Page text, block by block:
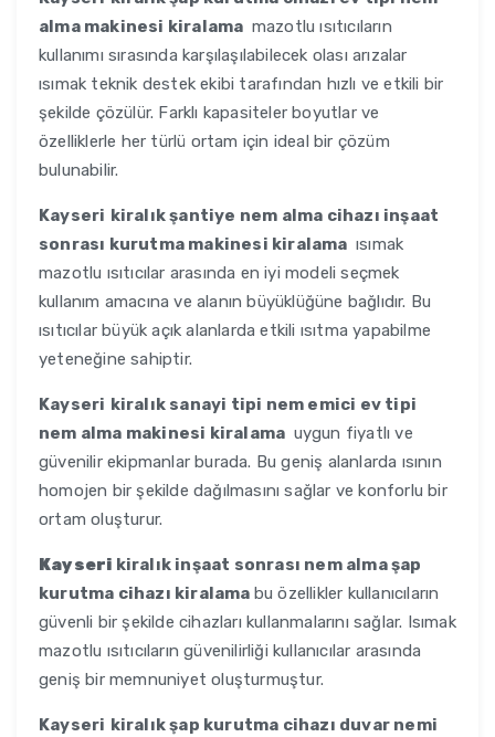
alma makinesi kiralama mazotlu ısıtıcıların
kullanımı sırasında karşılaşılabilecek olası arızalar
ısımak teknik destek ekibi tarafından hızlı ve etkili bir
şekilde çözülür. Farklı kapasiteler boyutlar ve
özelliklerle her türlü ortam için ideal bir çözüm
bulunabilir.
Kayseri kiralık şantiye nem alma cihazı inşaat
sonrası kurutma makinesi kiralama ısımak
mazotlu ısıtıcılar arasında en iyi modeli seçmek
kullanım amacına ve alanın büyüklüğüne bağlıdır. Bu
ısıtıcılar büyük açık alanlarda etkili ısıtma yapabilme
yeteneğine sahiptir.
Kayseri kiralık sanayi tipi nem emici ev tipi
nem alma makinesi kiralama uygun fiyatlı ve
güvenilir ekipmanlar burada. Bu geniş alanlarda ısının
homojen bir şekilde dağılmasını sağlar ve konforlu bir
ortam oluşturur.
Kayseri kiralık inşaat sonrası nem alma şap
kurutma cihazı kiralama bu özellikler kullanıcıların
güvenli bir şekilde cihazları kullanmalarını sağlar. Isımak
mazotlu ısıtıcıların güvenilirliği kullanıcılar arasında
geniş bir memnuniyet oluşturmuştur.
Kayseri kiralık şap kurutma cihazı duvar nemi